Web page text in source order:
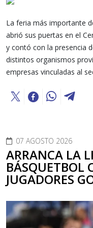
La feria más importante
abrió sus puertas en el
y contó con la presencia
distintos organismos
empresas vinculadas al
07 AGOSTO 2026
ARRANCA LA
BÁSQUETBOL
JUGADORES